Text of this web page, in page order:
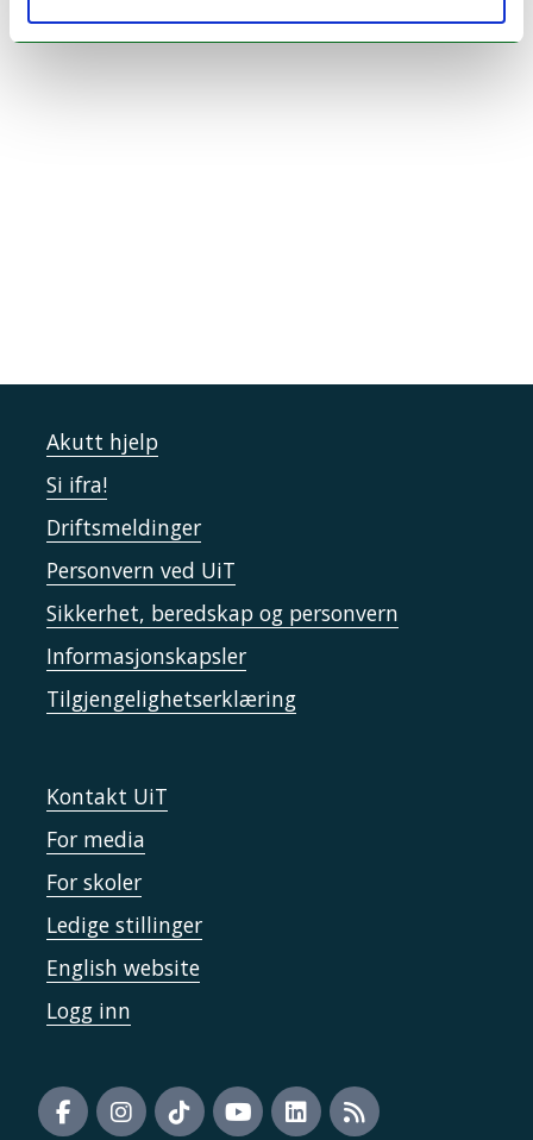
Akutt hjelp
Si ifra!
Driftsmeldinger
Personvern ved UiT
Sikkerhet, beredskap og personvern
Informasjonskapsler
Tilgjengelighetserklæring
Kontakt UiT
For media
For skoler
Ledige stillinger
English website
Logg inn